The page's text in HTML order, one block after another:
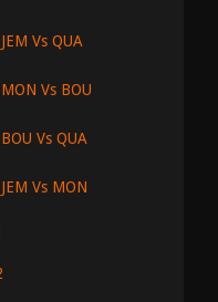
JEM Vs QUA
MON Vs BOU
BOU Vs QUA
JEM Vs MON